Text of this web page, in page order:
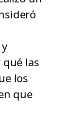
las
los
que